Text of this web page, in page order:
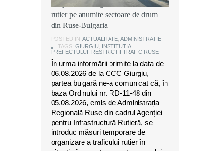
temporare de organizare a traficului
rutier pe anumite sectoare de drum
din Ruse-Bulgaria
POSTED IN: ACTUALITATE ADMINISTRATIE
TAGS: GIURGIU
INSTITUTIA
PREFECTULUI
RESTRICTII TRAFIC RUSE
În urma informării primite la data de
06.08.2026 de la CCC Giurgiu,
partea bulgară ne-a comunicat că, în
baza Ordinului nr. RD-11-48 din
05.08.2026, emis de Administrația
Regională Ruse din cadrul Agenției
pentru Infrastructură Rutieră, se
introduc măsuri temporare de
organizare a traficului rutier în